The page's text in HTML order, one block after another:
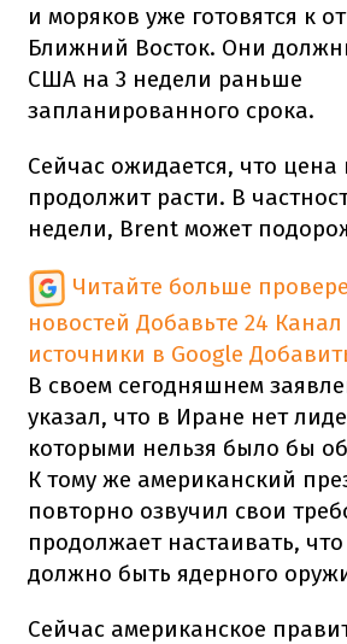
и моряков уже готовятся к
Ближний Восток. Они
США на 3 недели раньше
запланированного срока.
Сейчас ожидается, что цена
продолжит расти. В
недели, Brent может
Читайте больше
новостей Добавьте 24
источники в Google
В своем сегодняшнем
указал, что в Иране нет
которыми нельзя было бы
К тому же американский
повторно озвучил свои
продолжает настаивать,
должно быть ядерного
Сейчас американское